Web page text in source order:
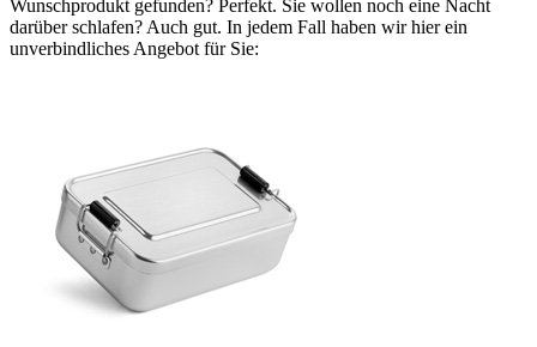
Wunschprodukt gefunden? Perfekt. Sie wollen noch eine Nacht
darüber schlafen? Auch gut. In jedem Fall haben wir hier ein
unverbindliches Angebot für Sie: